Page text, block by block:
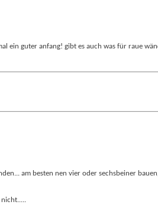
ein guter anfang! gibt es auch was für raue
am besten nen vier oder sechsbeiner